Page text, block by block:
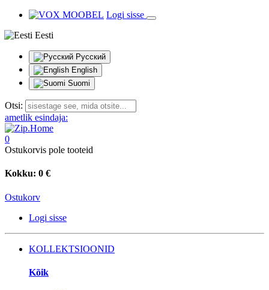
Logi sisse
Eesti
Русский
English
Suomi
Otsi:
ametlik esindaja:
0
Ostukorvis pole tooteid
Kokku: 0 €
Ostukorv
Logi sisse
KOLLEKTSIOONID
Kõik